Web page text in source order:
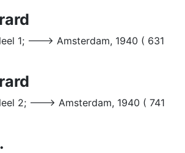
1; ---> Amsterdam, 1940 ( 631
2; ---> Amsterdam, 1940 ( 741